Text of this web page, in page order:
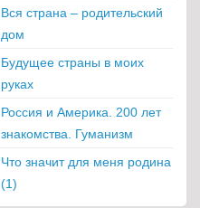
Вся страна – родительский
дом
Будущее страны в моих
руках
Россия и Америка. 200 лет
знакомства. Гуманизм
Что значит для меня родина
(1)